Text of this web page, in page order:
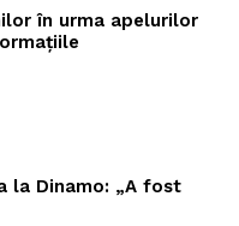
în urma apelurilor
la Dinamo: „A fost